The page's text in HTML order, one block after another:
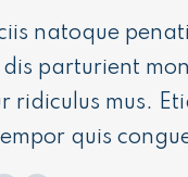
natoque
parturient
ridiculus mus.
quis